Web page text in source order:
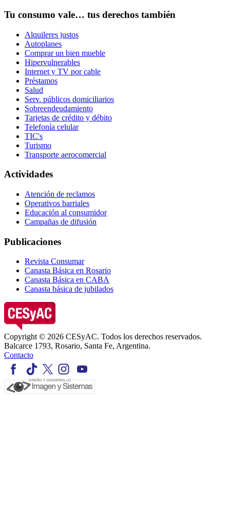
Tu consumo vale… tus derechos también
Alquileres justos
Autoplanes
Comprar un bien mueble
Hipervulnerables
Internet y TV por cable
Préstamos
Salud
Serv. públicos domiciliarios
Sobreendeudamiento
Tarjetas de crédito y débito
Telefonía celular
TIC's
Turismo
Transporte aerocomercial
Actividades
Atención de reclamos
Operativos barriales
Educación al consumidor
Campañas de difusión
Publicaciones
Revista Consumar
Canasta Básica en Rosario
Canasta Básica en CABA
Canasta básica de jubilados
Copyright © 2026 CESyAC. Todos los derechos reservados.
Balcarce 1793, Rosario, Santa Fe, Argentina.
Contacto